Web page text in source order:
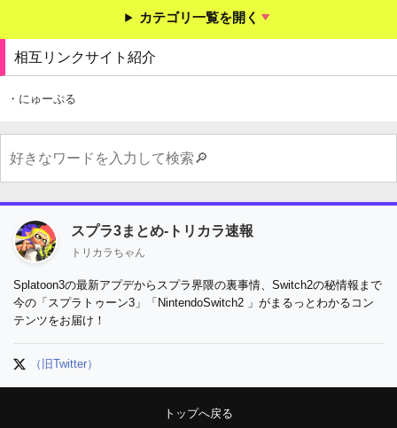
カテゴリ一覧を開く
相互リンクサイト紹介
・にゅーぷる
スプラ3まとめ-トリカラ速報
トリカラちゃん
Splatoon3の最新アプデからスプラ界隈の裏事情、Switch2の秘情報まで
今の「スプラトゥーン3」「NintendoSwitch2 」がまるっとわかるコン
テンツをお届け！
（旧Twitter）
トップへ戻る